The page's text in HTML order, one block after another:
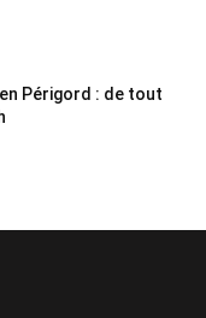
Périgord : de tout